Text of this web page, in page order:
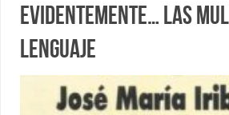
Evidentemente… Las
lenguaje